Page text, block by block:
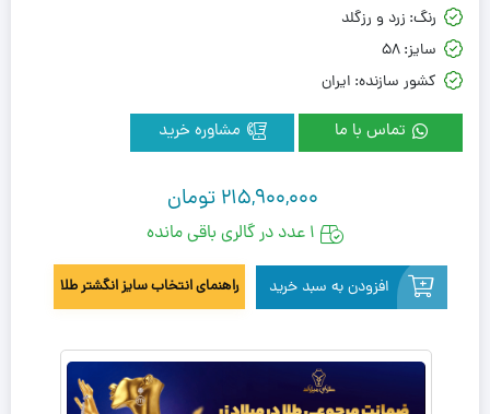
رنگ: زرد و رزگلد
سایز:58
کشور سازنده: ایران
تماس با ما
215,900,000 تومان
1 عدد در گالری باقی مانده
افزودن به سبد خرید راهنمای انتخاب سایز انگشتر طلا